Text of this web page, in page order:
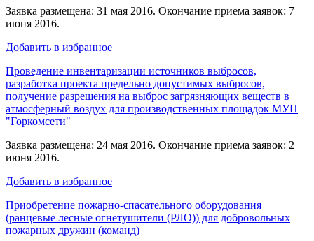
Заявка размещена: 31 мая 2016. Окончание приема заявок: 7
июня 2016.
Добавить в избранное
Проведение инвентаризации источников выбросов,
разработка проекта предельно допустимых выбросов,
получение разрешения на выброс загрязняющих веществ в
атмосферный воздух для производственных площадок МУП
"Горкомсети"
Заявка размещена: 24 мая 2016. Окончание приема заявок: 2
июня 2016.
Добавить в избранное
Приобретение пожарно-спасательного оборудования
(ранцевые лесные огнетушители (РЛО)) для добровольных
пожарных дружин (команд)